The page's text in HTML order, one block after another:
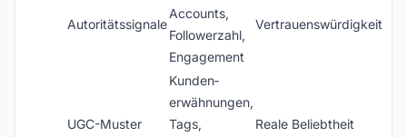
Autoritätssignale
Accounts,
Followerzahl,
Engagement
Vertrauenswürdigkeit
UGC-Muster
Kunden­
erwähnungen,
Tags,
Reale Beliebtheit